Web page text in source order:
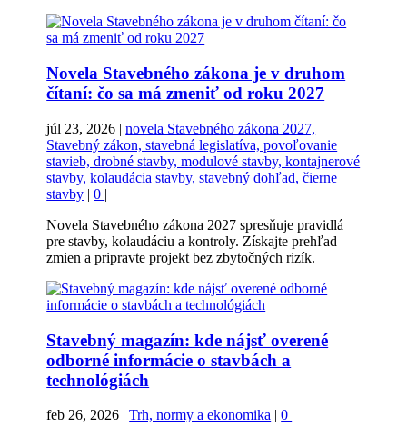
Novela Stavebného zákona je v druhom
čítaní: čo sa má zmeniť od roku 2027
júl 23, 2026 |novela Stavebného zákona 2027,
Stavebný zákon, stavebná legislatíva, povoľovanie
stavieb, drobné stavby, modulové stavby, kontajnerové
stavby, kolaudácia stavby, stavebný dohľad, čierne
stavby |0 |
Novela Stavebného zákona 2027 spresňuje pravidlá
pre stavby, kolaudáciu a kontroly. Získajte prehľad
zmien a pripravte projekt bez zbytočných rizík.
Stavebný magazín: kde nájsť overené
odborné informácie o stavbách a
technológiách
feb 26, 2026 |Trh, normy a ekonomika |0 |